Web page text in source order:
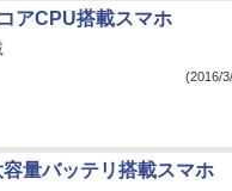
アCPU搭載スマホ
(2016/
量バッテリ搭載スマホ